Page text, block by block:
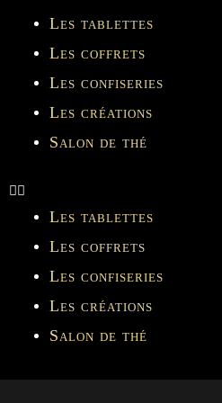
Les tablettes
Les coffrets
Les confiseries
Les créations
Salon de thé
Les tablettes
Les coffrets
Les confiseries
Les créations
Salon de thé